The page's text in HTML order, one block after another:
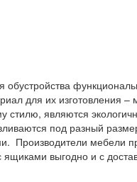
для их изготовления –
стилю, являются
под разный
Производители мебели
выгодно и с